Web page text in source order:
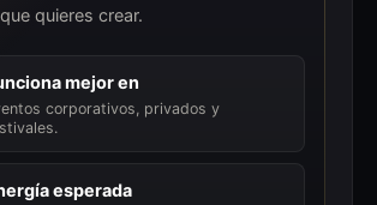
quieres crear.
mejor en
corporativos, privados y
esperada